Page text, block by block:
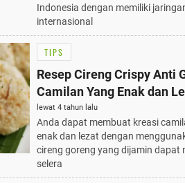
Indonesia dengan memiliki
internasional
TIPS
Resep Cireng Crispy Anti
Camilan Yang Enak dan
lewat 4 tahun lalu
Anda dapat membuat kreasi
enak dan lezat dengan
cireng goreng yang dijamin dapat
selera